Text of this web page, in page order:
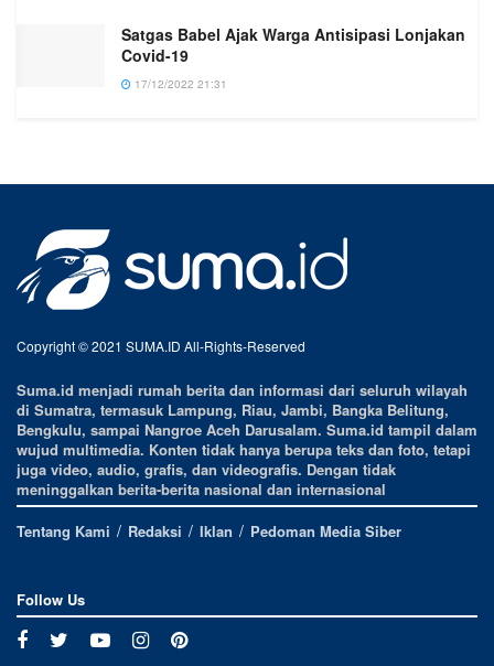
Satgas Babel Ajak Warga Antisipasi Lonjakan
Covid-19
17/12/2022 21:31
Copyright © 2021 SUMA.ID All-Rights-Reserved
Suma.id menjadi rumah berita dan informasi dari seluruh wilayah
di Sumatra, termasuk Lampung, Riau, Jambi, Bangka Belitung,
Bengkulu, sampai Nangroe Aceh Darusalam. Suma.id tampil dalam
wujud multimedia. Konten tidak hanya berupa teks dan foto, tetapi
juga video, audio, grafis, dan videografis. Dengan tidak
meninggalkan berita-berita nasional dan internasional
Tentang Kami
Redaksi Iklan Pedoman Media Siber
Follow Us